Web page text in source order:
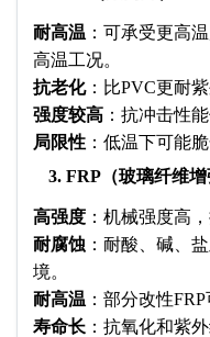
耐高温 ：可承受更高
高温工况。
抗老化：比PVC更耐
强度较高 ：抗冲击性
局限性 ：低温下可能
3. FRP（玻璃纤维增
高强度 ：机械强度高
耐腐蚀 ：耐酸、碱、
境。
耐高温 ：部分改性
寿命长 ：抗氧化和紫